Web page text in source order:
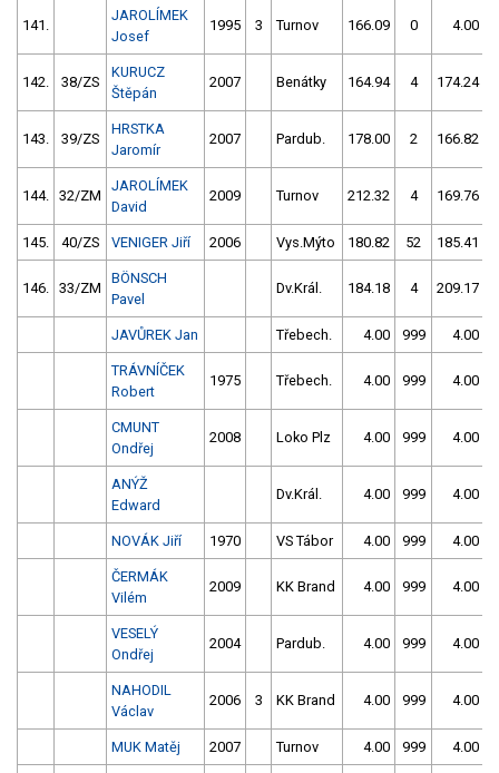
141.
JAROLÍMEK
Josef
1995 3 Turnov 166.09 0 4.00
142. 38/ZS
KURUCZ
Štěpán
2007 Benátky 164.94 4 174.24
143. 39/ZS
HRSTKA
Jaromír
2007 Pardub. 178.00 2 166.82
144. 32/ZM
JAROLÍMEK
David
2009 Turnov 212.32 4 169.76
145. 40/ZS VENIGER Jiří 2006 Vys.Mýto 180.82 52 185.41
146. 33/ZM
BÖNSCH
Pavel
Dv.Král. 184.18 4 209.17
JAVŮREK Jan Třebech. 4.00 999 4.00
TRÁVNÍČEK
Robert
1975 Třebech. 4.00 999 4.00
CMUNT
Ondřej
2008 Loko Plz 4.00 999 4.00
ANÝŽ
Edward
Dv.Král. 4.00 999 4.00
NOVÁK Jiří 1970 VS Tábor 4.00 999 4.00
ČERMÁK
Vilém
2009 KK Brand 4.00 999 4.00
VESELÝ
Ondřej
2004 Pardub. 4.00 999 4.00
NAHODIL
Václav
2006 3 KK Brand 4.00 999 4.00
MUK Matěj 2007 Turnov 4.00 999 4.00